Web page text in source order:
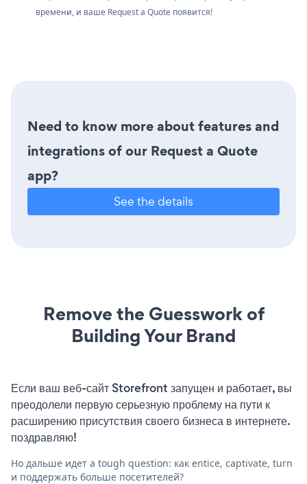
времени, и ваше Request a Quote появится!
Need to know more about features and
integrations of our Request a Quote
app?
See the details
Remove the Guesswork of
Building Your Brand
Если ваш веб-сайт Storefront запущен и работает, вы
преодолели первую серьезную проблему на пути к
расширению присутствия своего бизнеса в интернете.
поздравляю!
Но дальше идет a tough question: как entice, captivate, turn
и поддержать больше посетителей?